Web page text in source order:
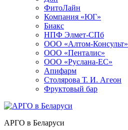
ФитоЛайн
Компания «ЮГ»
Биакс
НПФ Элмет-СПб
ООО «Алтом-Консульт»
ООО «Пенталис»
ООО «Руслана-ЕС»
Апифарм
Столярова Т. И. Агеон
Фруктовый бар
АРГО в Беларуси